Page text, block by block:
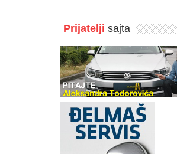
Prijatelji sajta